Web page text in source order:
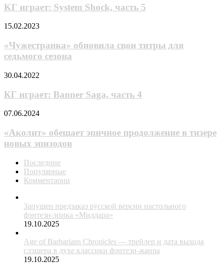
решающего
сражения
новый
грядущей
по
«Истребителю
демонов»
System
Shock,
чacть
KГ игpaeт: System Shock, чacть 5
«Чужестранка»
свои
титры
для
сезона
15.02.2023
«Чужестранка» обновила свои титры для
седьмого сезона
КГ
Banner
Saga,
часть
30.04.2022
КГ играет: Banner Saga, часть 4
«Аколит»
эпичное
продолжение
в
новых
эпизодов
07.06.2024
«Аколит» обещает эпичное продолжение в тизере
новых эпизодов
Последние
Популярные
Комментарии
Запущен предзаказ русской версии настольного
фэнтези-эпика «Миддара»
19.10.2025
Age of Barbarians Chronicles — трейлер и дата выхода
слэшера в духе классики фэнтези-жанра
19.10.2025